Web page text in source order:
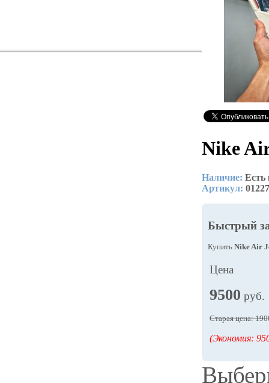
Nike
Наличие: Есть
Артикул: 01227
Быстрый
Купить Nike Air
Цена
9500 руб.
Старая цена:
(Экономия: